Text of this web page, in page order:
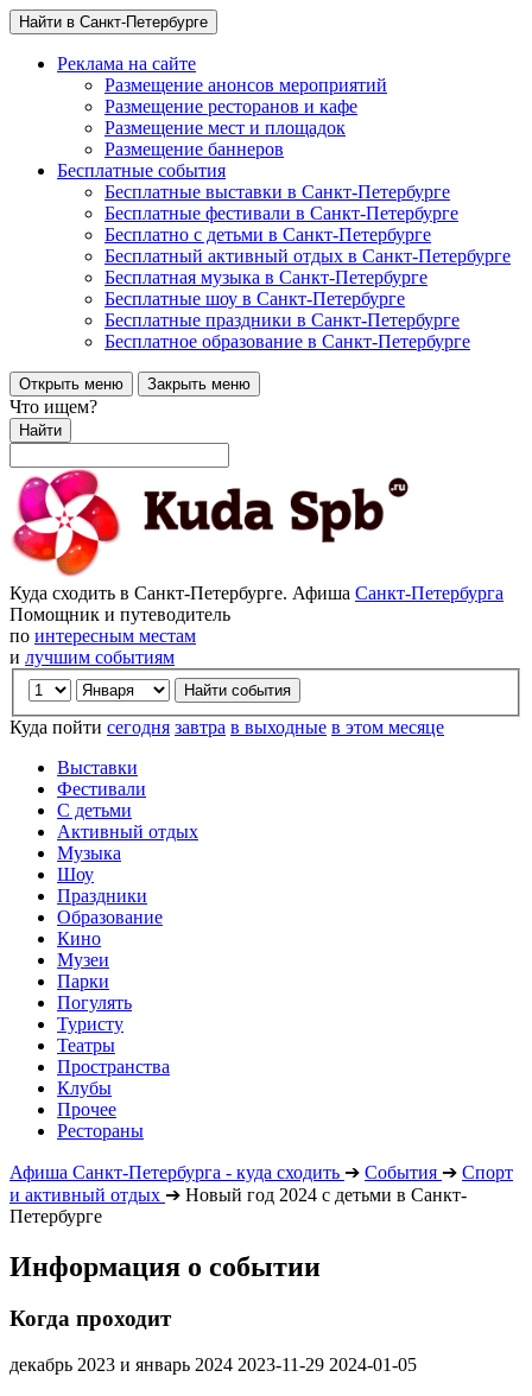
Найти в Санкт-Петербурге
Реклама на сайте
Размещение анонсов мероприятий
Размещение ресторанов и кафе
Размещение мест и площадок
Размещение баннеров
Бесплатные события
Бесплатные выставки в Санкт-Петербурге
Бесплатные фестивали в Санкт-Петербурге
Бесплатно с детьми в Санкт-Петербурге
Бесплатный активный отдых в Санкт-Петербурге
Бесплатная музыка в Санкт-Петербурге
Бесплатные шоу в Санкт-Петербурге
Бесплатные праздники в Санкт-Петербурге
Бесплатное образование в Санкт-Петербурге
Открыть меню Закрыть меню
Что ищем?
Найти
Куда сходить в Санкт-Петербурге. Афиша Санкт-Петербурга
Помощник и путеводитель
по интересным местам
и лучшим событиям
Куда пойти сегодня завтра в выходные в этом месяце
Выставки
Фестивали
С детьми
Активный отдых
Музыка
Шоу
Праздники
Образование
Кино
Музеи
Парки
Погулять
Туристу
Театры
Пространства
Клубы
Прочее
Рестораны
Афиша Санкт-Петербурга - куда сходить ➔ События ➔ Спорт
и активный отдых ➔ Новый год 2024 с детьми в Санкт-
Петербурге
Информация о событии
Когда проходит
декабрь 2023 и январь 2024 2023-11-29 2024-01-05